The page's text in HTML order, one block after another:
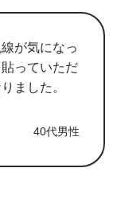
が気になっ
っていただ
ました。
40代男性